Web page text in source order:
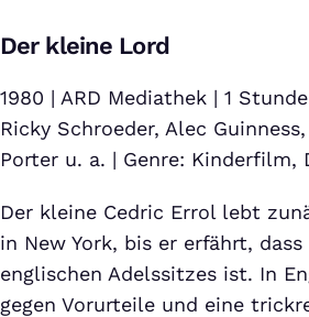
Bei Klick auf dieses Video wird eine
Datenschutzerklärung
Der kleine Lord
1980 | ARD Mediathek | 1
Ricky Schroeder, Alec
Porter u. a. | Genre: Kinderfilm,
Der kleine Cedric Errol lebt
in New York, bis er erfährt,
englischen Adelssitzes ist. In
gegen Vorurteile und eine